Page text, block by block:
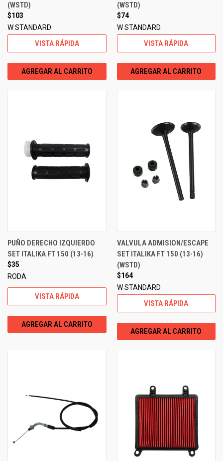
(WSTD)
$103
W STANDARD
VISTA RÁPIDA
AGREGAR AL CARRITO
(WSTD)
$74
W STANDARD
VISTA RÁPIDA
AGREGAR AL CARRITO
PUÑO DERECHO IZQUIERDO
SET ITALIKA FT 150 (13-16)
$35
RODA
VISTA RÁPIDA
AGREGAR AL CARRITO
VALVULA ADMISION/ESCAPE
SET ITALIKA FT 150 (13-16)
(WSTD)
$164
W STANDARD
VISTA RÁPIDA
AGREGAR AL CARRITO